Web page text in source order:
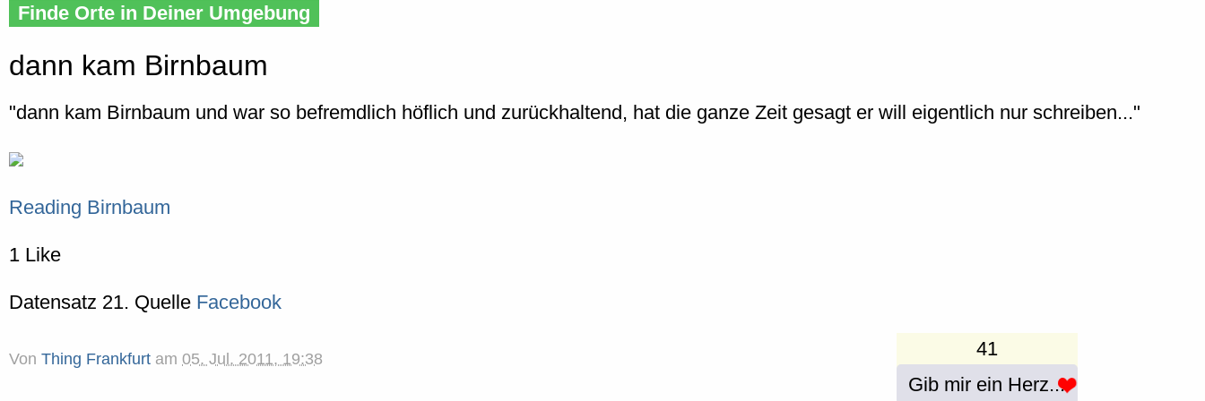
Finde Orte in Deiner Umgebung
dann kam Birnbaum
"dann kam Birnbaum und war so befremdlich höflich und zurückhaltend, hat die ganze Zeit gesagt er will eigentlich nur schreiben..."
Reading Birnbaum
1 Like
Datensatz 21. Quelle Facebook
41
Gib mir ein Herz...
Von Thing Frankfurt am 05. Jul. 2011, 19:38